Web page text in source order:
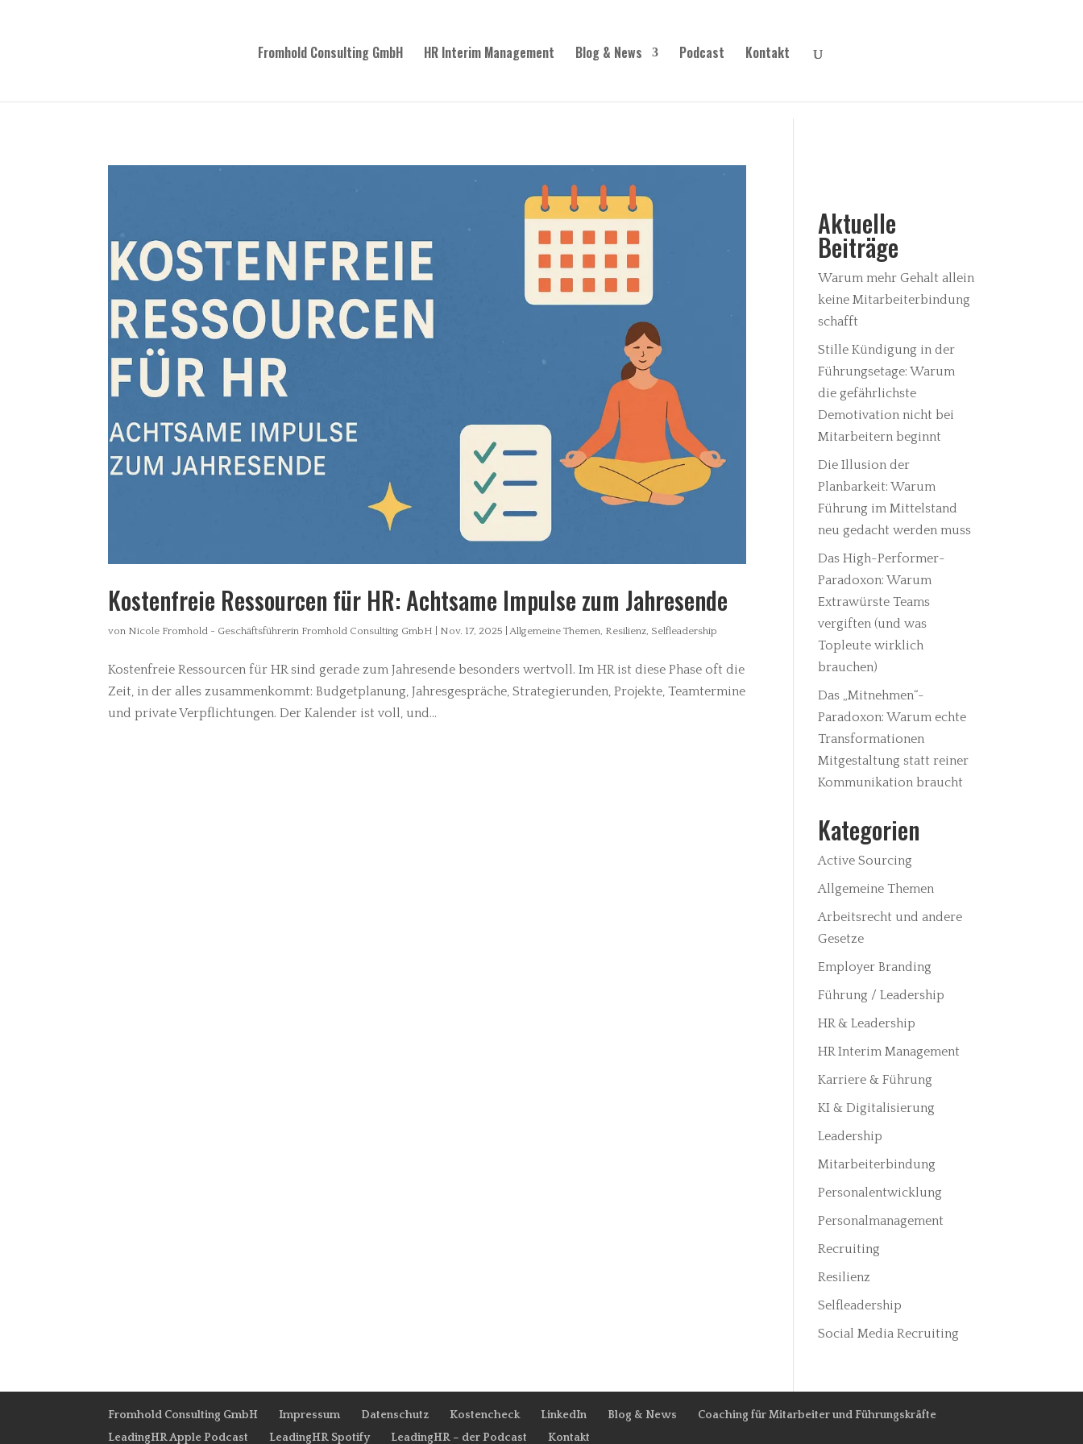
Fromhold Consulting GmbH HR Interim Management Blog & News Podcast Kontakt
Kostenfreie Ressourcen für HR: Achtsame Impulse zum Jahresende
von Nicole Fromhold - Geschäftsführerin Fromhold Consulting GmbH Nov. 17, 2025 Allgemeine Themen Resilienz Selfleadership
Kostenfreie Ressourcen für HR sind gerade zum Jahresende besonders wertvoll. Im HR ist diese Phase oft die
Zeit, in der alles zusammenkommt: Budgetplanung, Jahresgespräche, Strategierunden, Projekte, Teamtermine
und private Verpflichtungen. Der Kalender ist voll, und...
Aktuelle
Beiträge
Warum mehr Gehalt allein
keine Mitarbeiterbindung
schafft
Stille Kündigung in der
Führungsetage: Warum
die gefährlichste
Demotivation nicht bei
Mitarbeitern beginnt
Die Illusion der
Planbarkeit: Warum
Führung im Mittelstand
neu gedacht werden muss
Das High-Performer-
Paradoxon: Warum
Extrawürste Teams
vergiften (und was
Topleute wirklich
brauchen)
Das „Mitnehmen“-
Paradoxon: Warum echte
Transformationen
Mitgestaltung statt reiner
Kommunikation braucht
Kategorien
Active Sourcing
Allgemeine Themen
Arbeitsrecht und andere
Gesetze
Employer Branding
Führung / Leadership
HR & Leadership
HR Interim Management
Karriere & Führung
KI & Digitalisierung
Leadership
Mitarbeiterbindung
Personalentwicklung
Personalmanagement
Recruiting
Resilienz
Selfleadership
Social Media Recruiting
Fromhold Consulting GmbH Impressum Datenschutz Kostencheck LinkedIn Blog & News
Coaching für Mitarbeiter und Führungskräfte
LeadingHR Apple Podcast
LeadingHR Spotify LeadingHR – der Podcast Kontakt